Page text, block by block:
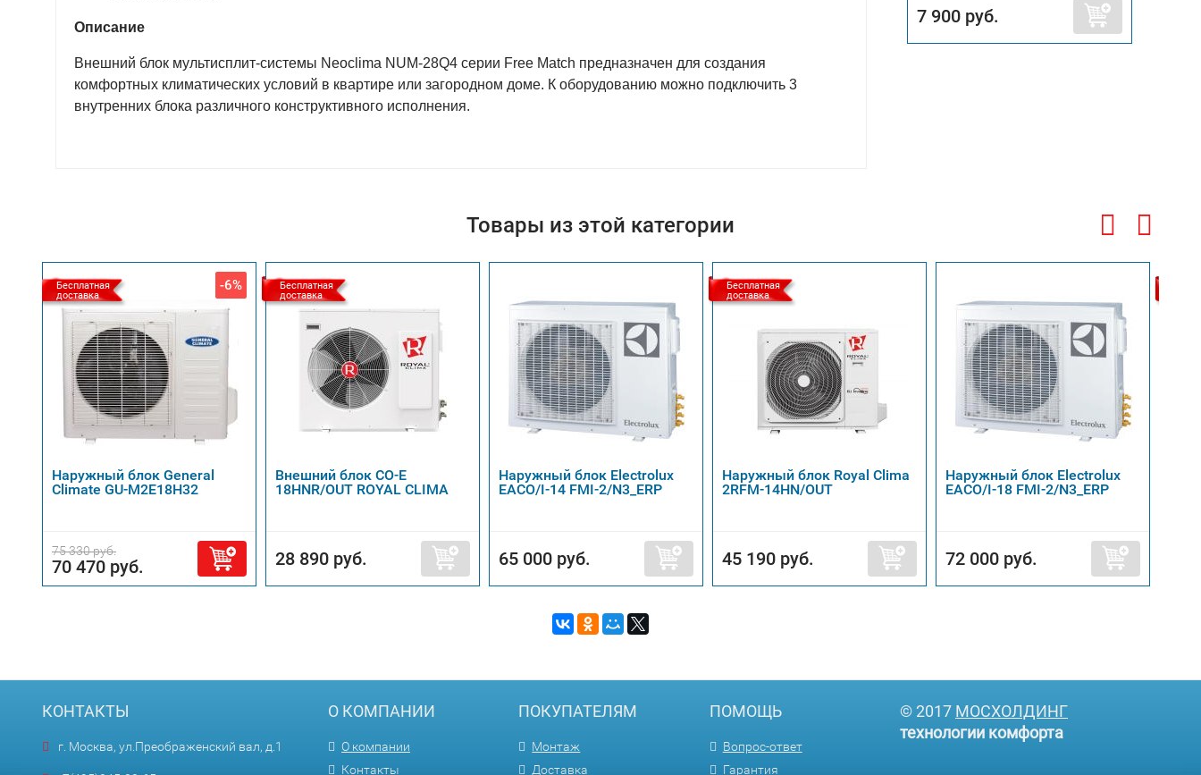
Описание
Внешний блок мультисплит-системы Neoclima NUM-28Q4 серии Free Match предназначен для создания
комфортных климатических условий в квартире или загородном доме. К оборудованию можно подключить 3
внутренних блока различного конструктивного исполнения.
7 900 руб.
Товары из этой категории
Бесплатная
доставка
-6%
Наружный блок General
Climate GU-M2E18H32
75 330 руб.
70 470 руб.
Бесплатная
доставка
Внешний блок CO-E
18HNR/OUT ROYAL CLIMA
28 890 руб.
Наружный блок Electrolux
EACO/I-14 FMI-2/N3_ERP
65 000 руб.
Бесплатная
доставка
Наружный блок Royal Clima
2RFM-14HN/OUT
45 190 руб.
Наружный блок Electrolux
EACO/I-18 FMI-2/N3_ERP
72 000 руб.
КОНТАКТЫ
г. Москва, ул.Преображенский вал, д.1
О КОМПАНИИ
О компании
Контакты
ПОКУПАТЕЛЯМ
Монтаж
Доставка
ПОМОЩЬ
Вопрос-ответ
Гарантия
© 2017 МОСХОЛДИНГ
технологии комфорта